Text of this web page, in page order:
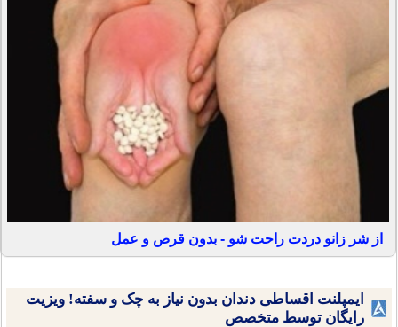
از شر زانو دردت راحت شو - بدون قرص و عمل
ایمپلنت اقساطی دندان بدون نیاز به چک و سفته! ویزیت
رایگان توسط متخصص